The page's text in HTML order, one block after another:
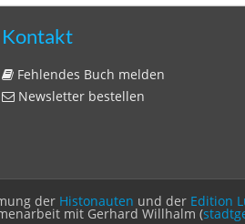
Kontakt
Fehlendes Buch melden
Newsletter bestellen
der Histonauten und der Edition
mit Gerhard Willhalm (